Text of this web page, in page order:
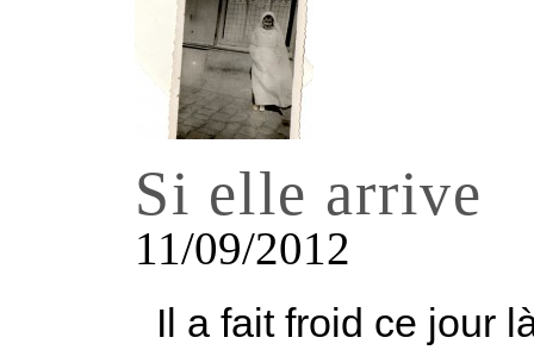
Si elle arrive
11/09/2012
Il a fait froid ce jour